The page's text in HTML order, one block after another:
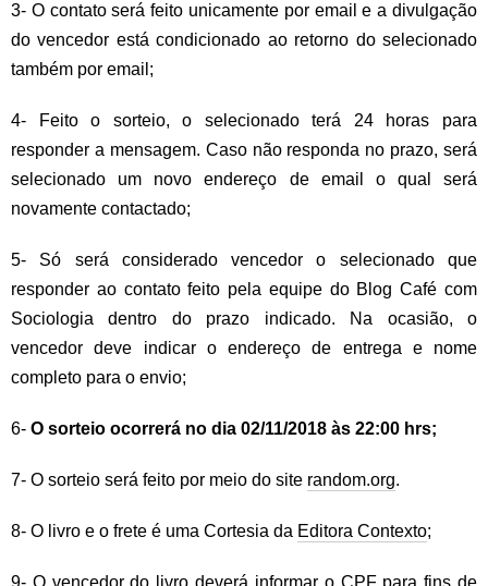
3- O contato será feito unicamente por email e a divulgação
do vencedor está condicionado ao retorno do selecionado
também por email;
4- Feito o sorteio, o selecionado terá 24 horas para
responder a mensagem. Caso não responda no prazo, será
selecionado um novo endereço de email o qual será
novamente contactado;
5- Só será considerado vencedor o selecionado que
responder ao contato feito pela equipe do Blog Café com
Sociologia dentro do prazo indicado. Na ocasião, o
vencedor deve indicar o endereço de entrega e nome
completo para o envio;
6- O sorteio ocorrerá no dia 02/11/2018 às 22:00 hrs;
7- O sorteio será feito por meio do site random.org.
8- O livro e o frete é uma Cortesia da Editora Contexto;
9- O vencedor do livro deverá informar o CPF para fins de